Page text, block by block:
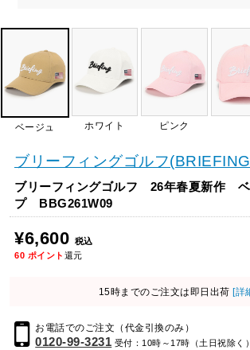
ベージュ ホワイト ピンク
ブリーフィングゴルフ
ブリーフィングゴルフ 26年春夏新作 ベ
プ BBG261W09
¥6,600 税込
60 ポイント 還元
15時までのご注文は即日出荷 [詳
お電話でのご注文（代金引換のみ）
0120-99-3231 受付：10時～17時（土日祝除く）